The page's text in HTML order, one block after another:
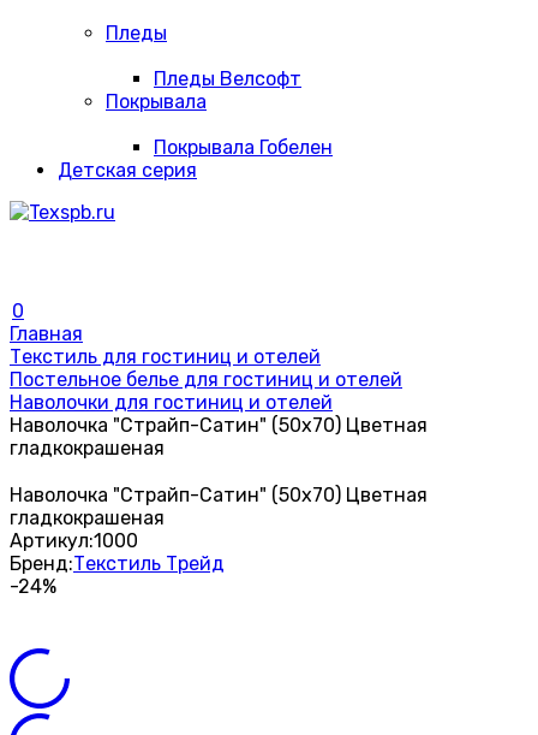
Пледы
Пледы Велсофт
Покрывала
Покрывала Гобелен
Детская серия
0
Главная
Текстиль для гостиниц и отелей
Постельное белье для гостиниц и отелей
Наволочки для гостиниц и отелей
Наволочка "Страйп-Сатин" (50х70) Цветная
гладкокрашеная
Наволочка "Страйп-Сатин" (50х70) Цветная
гладкокрашеная
Артикул:1000
Бренд:Текстиль Трейд
-24%